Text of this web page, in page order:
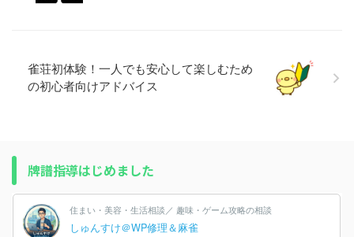
雀荘初体験！一人でも安心して楽しむため
の初心者向けアドバイス
牌譜指導はじめました